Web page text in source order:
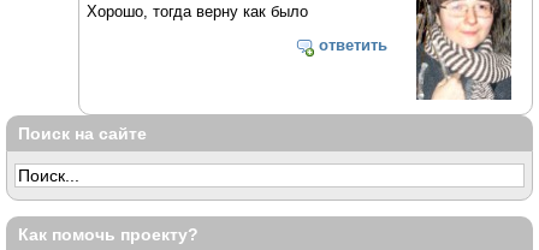
Хорошо, тогда верну как было
ответить
Поиск на сайте
Как помочь проекту?